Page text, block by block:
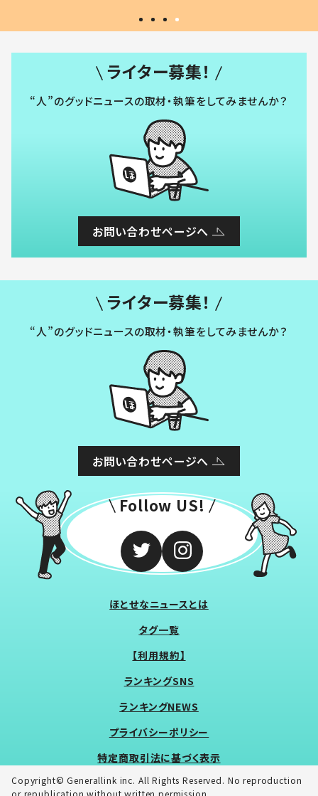
ライター募集！
“人”のグッドニュースの取材・執筆をしてみませんか？
お問い合わせページへ
ライター募集！
“人”のグッドニュースの取材・執筆をしてみませんか？
お問い合わせページへ
Follow US!
ほとせなニュースとは
タグ一覧
【利用規約】
ランキングSNS
ランキングNEWS
プライバシーポリシー
特定商取引法に基づく表示
Copyright© Generallink inc. All Rights Reserved. No reproduction
or republication without written permission.